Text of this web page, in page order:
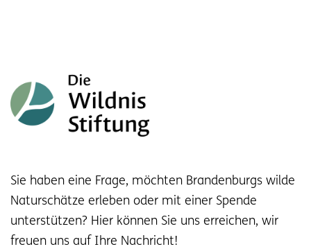
Sie haben eine Frage, möchten Brandenburgs wilde
Naturschätze erleben oder mit einer Spende
unterstützen? Hier können Sie uns erreichen, wir
freuen uns auf Ihre Nachricht!